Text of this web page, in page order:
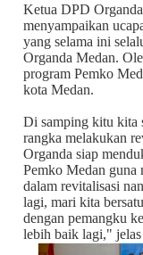
Ketua DPD
menyampaikan
yang selama ini
Organda Medan.
program Pemko
kota Medan.
Di samping kitu kita
rangka melakukan
Organda siap
Pemko Medan guna
dalam revitalisasi
lagi, mari kita
dengan pemangku
lebih baik lagi," jelas